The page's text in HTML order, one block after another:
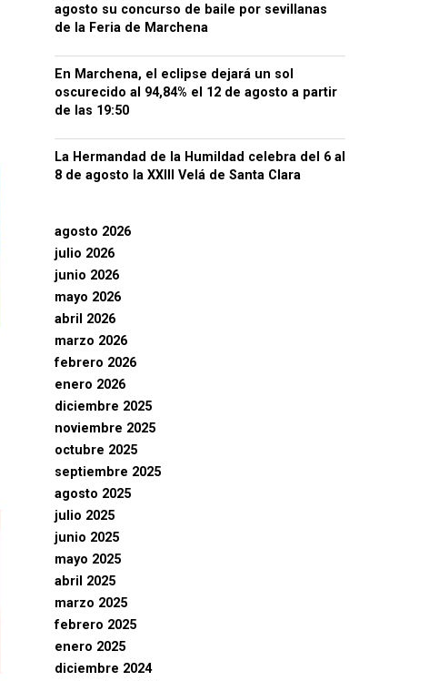
agosto su concurso de baile por sevillanas
de la Feria de Marchena
En Marchena, el eclipse dejará un sol
oscurecido al 94,84% el 12 de agosto a partir
de las 19:50
La Hermandad de la Humildad celebra del 6 al
8 de agosto la XXIII Velá de Santa Clara
agosto 2026
julio 2026
junio 2026
mayo 2026
abril 2026
marzo 2026
febrero 2026
enero 2026
diciembre 2025
noviembre 2025
octubre 2025
septiembre 2025
agosto 2025
julio 2025
junio 2025
mayo 2025
abril 2025
marzo 2025
febrero 2025
enero 2025
diciembre 2024